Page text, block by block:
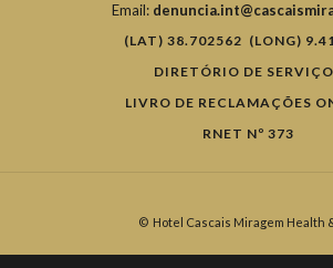
Email:
(LAT) 38.702562 (LONG)
DIRETÓRIO DE
LIVRO DE RECLAMAÇÕES
RNET Nº 373
© Hotel Cascais Miragem Health